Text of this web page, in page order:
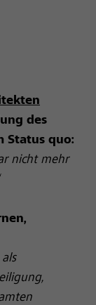
des
Status quo:
nicht mehr